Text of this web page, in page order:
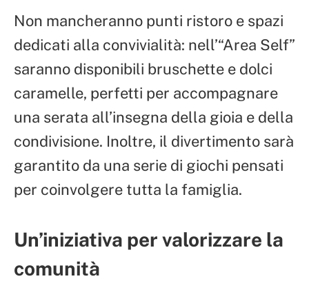
Non mancheranno punti ristoro e spazi
dedicati alla convivialità: nell’“Area Self”
saranno disponibili bruschette e dolci
caramelle, perfetti per accompagnare
una serata all’insegna della gioia e della
condivisione. Inoltre, il divertimento sarà
garantito da una serie di giochi pensati
per coinvolgere tutta la famiglia.
Un’iniziativa per valorizzare la
comunità